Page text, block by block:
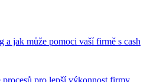
a jak může pomoci vaší firmě s cash